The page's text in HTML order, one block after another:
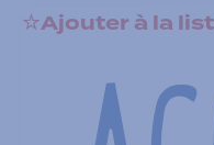
Ajouter à la